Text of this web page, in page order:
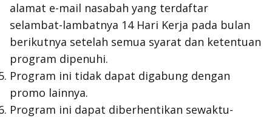
alamat e-mail nasabah yang terdaftar
selambat-lambatnya 14 Hari Kerja pada bulan
berikutnya setelah semua syarat dan ketentuan
program dipenuhi.
Program ini tidak dapat digabung dengan
promo lainnya.
Program ini dapat diberhentikan sewaktu-